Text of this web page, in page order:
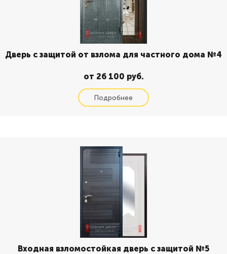
Дверь с защитой от взлома для частного дома №4
от 26 100 руб.
Входная взломостойкая дверь с защитой №5